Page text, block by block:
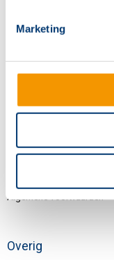
Marketing
Werken bij Hertek
Algemene voorwaarden
Overig